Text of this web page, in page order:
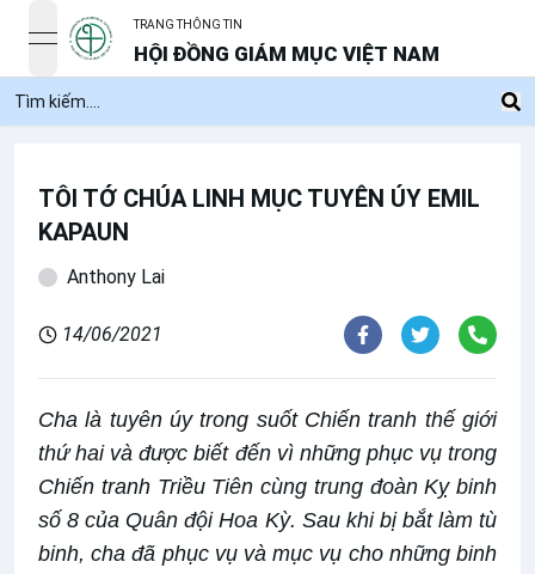
open navigation menu
TRANG THÔNG TIN
HỘI ĐỒNG GIÁM MỤC VIỆT NAM
TÔI TỚ CHÚA LINH MỤC TUYÊN ÚY EMIL
KAPAUN
Anthony Lai
14/06/2021
Cha là tuyên úy trong suốt Chiến tranh thế giới
thứ hai và được biết đến vì những phục vụ trong
Chiến tranh Triều Tiên cùng trung đoàn Kỵ binh
số 8 của Quân đội Hoa Kỳ. Sau khi bị bắt làm tù
binh, cha đã phục vụ và mục vụ cho những binh